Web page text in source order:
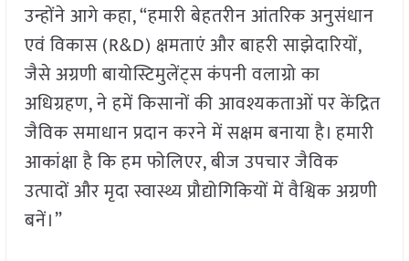
उन्होंने आगे कहा, “हमारी बेहतरीन आंतरिक अनुसंधान
एवं विकास (R&D) क्षमताएं और बाहरी साझेदारियों,
जैसे अग्रणी बायोस्टिमुलेंट्स कंपनी वलाग्रो का
अधिग्रहण, ने हमें किसानों की आवश्यकताओं पर केंद्रित
जैविक समाधान प्रदान करने में सक्षम बनाया है। हमारी
आकांक्षा है कि हम फोलिएर, बीज उपचार जैविक
उत्पादों और मृदा स्वास्थ्य प्रौद्योगिकियों में वैश्विक अग्रणी
बनें।”